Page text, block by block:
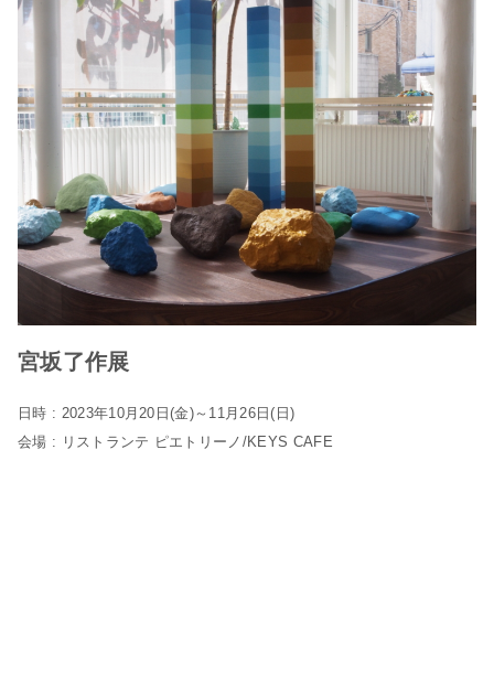
宮坂了作展
日時 : 2023年10月20日(金)～11月26日(日)
会場 : リストランテ ピエトリーノ/KEYS CAFE